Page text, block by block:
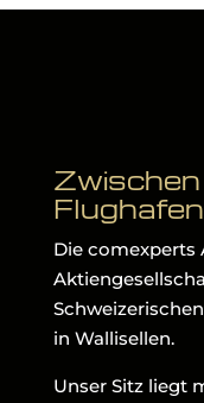
Flughafen
Die comexperts
in Wallisellen.
Unser Sitz liegt